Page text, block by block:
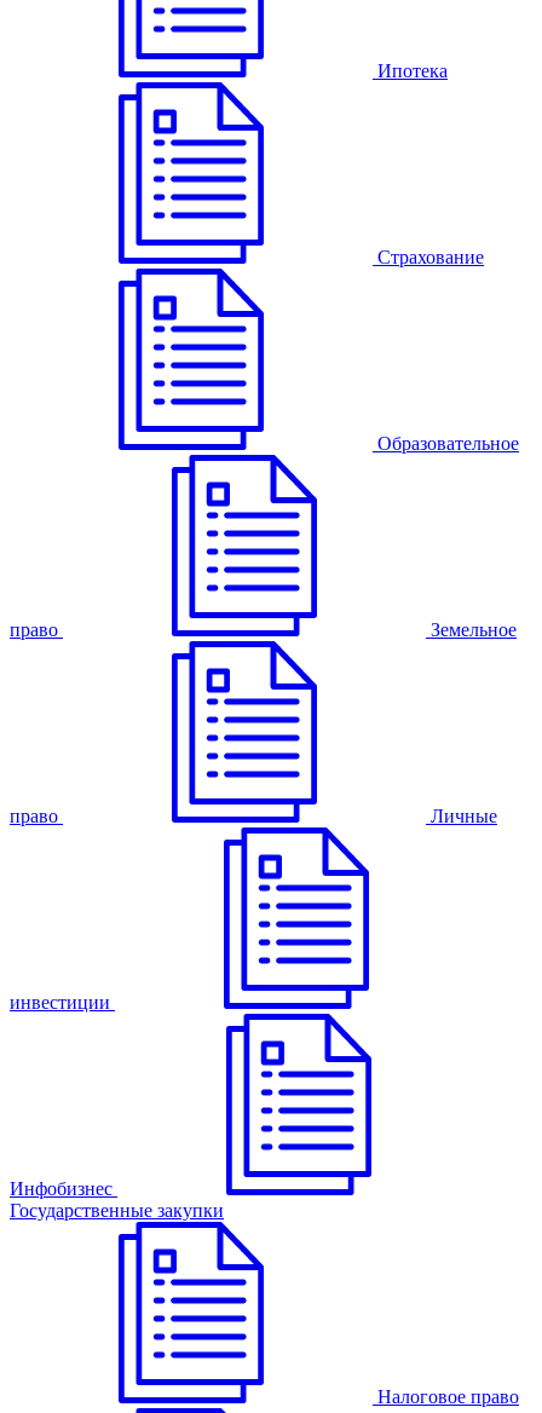
Ипотека
Страхование
Образовательное
право Земельное
право Личные
инвестиции
Инфобизнес
Государственные закупки
Налоговое право